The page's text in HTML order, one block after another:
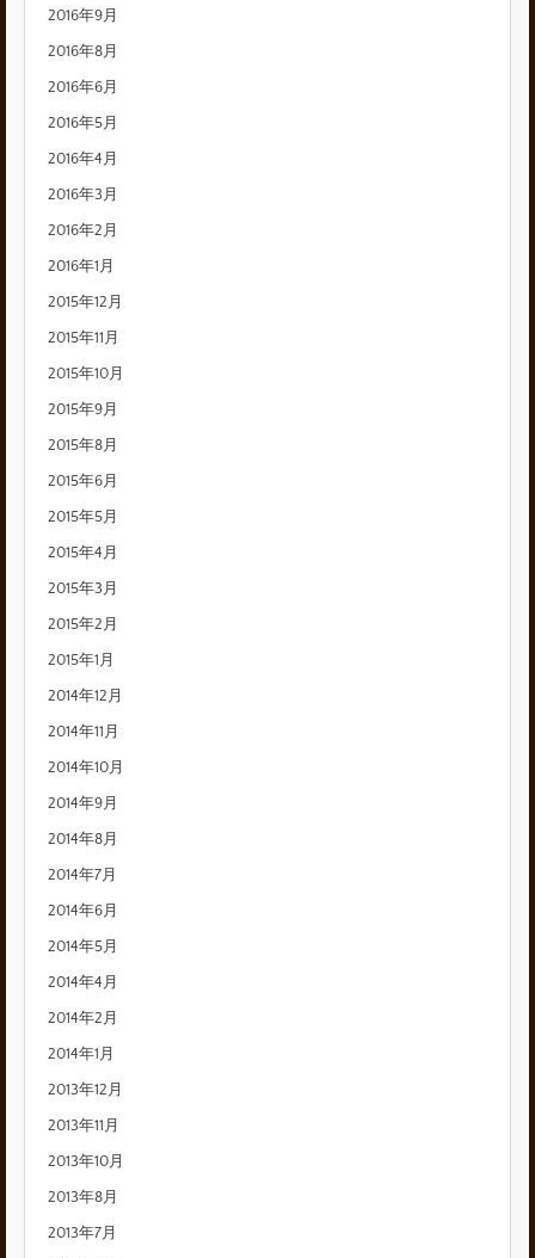
2016年9月
2016年8月
2016年6月
2016年5月
2016年4月
2016年3月
2016年2月
2016年1月
2015年12月
2015年11月
2015年10月
2015年9月
2015年8月
2015年6月
2015年5月
2015年4月
2015年3月
2015年2月
2015年1月
2014年12月
2014年11月
2014年10月
2014年9月
2014年8月
2014年7月
2014年6月
2014年5月
2014年4月
2014年2月
2014年1月
2013年12月
2013年11月
2013年10月
2013年8月
2013年7月